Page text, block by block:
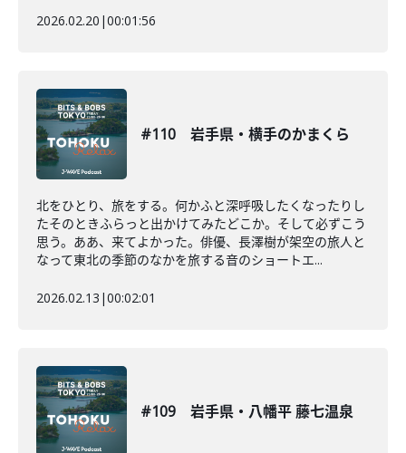
2026.02.20 |00:01:56
#110 岩手県・横手のかまくら
北をひとり、旅をする。何かふと深呼吸したくなったりし
たそのときふらっと出かけてみたどこか。そして必ずこう
思う。ああ、来てよかった。俳優、長澤樹が架空の旅人と
なって東北の季節のなかを旅する音のショートエ...
2026.02.13 |00:02:01
#109 岩手県・八幡平 藤七温泉